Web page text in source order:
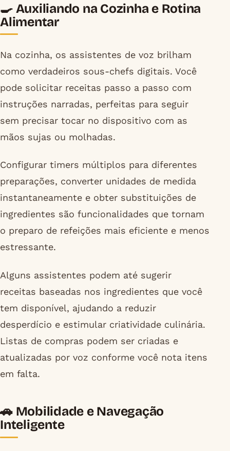
🍳 Auxiliando na Cozinha e Rotina
Alimentar
Na cozinha, os assistentes de voz brilham
como verdadeiros sous-chefs digitais. Você
pode solicitar receitas passo a passo com
instruções narradas, perfeitas para seguir
sem precisar tocar no dispositivo com as
mãos sujas ou molhadas.
Configurar timers múltiplos para diferentes
preparações, converter unidades de medida
instantaneamente e obter substituições de
ingredientes são funcionalidades que tornam
o preparo de refeições mais eficiente e menos
estressante.
Alguns assistentes podem até sugerir
receitas baseadas nos ingredientes que você
tem disponível, ajudando a reduzir
desperdício e estimular criatividade culinária.
Listas de compras podem ser criadas e
atualizadas por voz conforme você nota itens
em falta.
🚗 Mobilidade e Navegação
Inteligente